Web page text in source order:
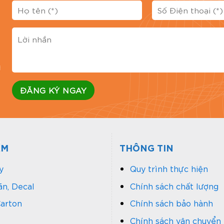
uy tín, chuyên nghiệp, chất lượng tại Thành phố Hồ
carton,.. theo yêu cầu.
Decal
THÔNG TIN
Quy trình thực hiện
Chính sách chất lượng
Chính sách bảo hành
Chính sách vận chuyển